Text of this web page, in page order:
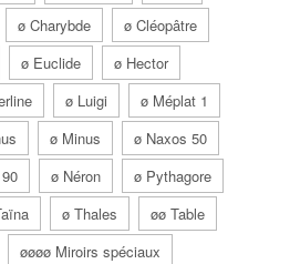
ø Charybde
ø Cléopâtre
ø Euclide
ø Hector
ø Luigi
ø Méplat 1
ø Minus
ø Naxos 50
ø Néron
ø Pythagore
ø Thales
øø Table
øøøø Miroirs spéciaux